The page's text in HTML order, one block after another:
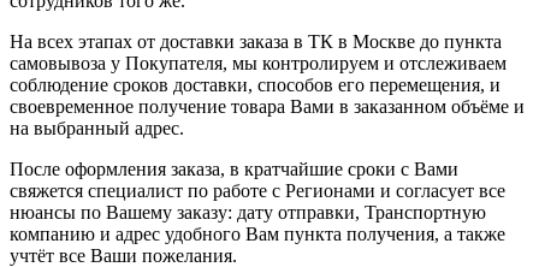
На всех этапах от доставки заказа в ТК в Москве до пункта
самовывоза у Покупателя, мы контролируем и отслеживаем
соблюдение сроков доставки, способов его перемещения, и
своевременное получение товара Вами в заказанном объёме и
на выбранный адрес.
После оформления заказа, в кратчайшие сроки с Вами
свяжется специалист по работе с Регионами и согласует все
нюансы по Вашему заказу: дату отправки, Транспортную
компанию и адрес удобного Вам пункта получения, а также
учтёт все Ваши пожелания.